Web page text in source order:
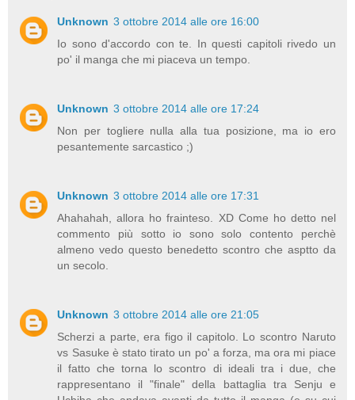
Unknown 3 ottobre 2014 alle ore 16:00
Io sono d'accordo con te. In questi capitoli rivedo un
po' il manga che mi piaceva un tempo.
Unknown 3 ottobre 2014 alle ore 17:24
Non per togliere nulla alla tua posizione, ma io ero
pesantemente sarcastico ;)
Unknown 3 ottobre 2014 alle ore 17:31
Ahahahah, allora ho frainteso. XD Come ho detto nel
commento più sotto io sono solo contento perchè
almeno vedo questo benedetto scontro che asptto da
un secolo.
Unknown 3 ottobre 2014 alle ore 21:05
Scherzi a parte, era figo il capitolo. Lo scontro Naruto
vs Sasuke è stato tirato un po' a forza, ma ora mi piace
il fatto che torna lo scontro di ideali tra i due, che
rappresentano il "finale" della battaglia tra Senju e